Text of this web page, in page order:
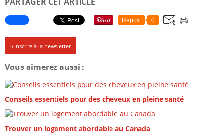
Repost 0
S'inscrire à la newsletter
Vous aimerez aussi :
Conseils essentiels pour des cheveux en pleine santé
Trouver un logement abordable au Canada